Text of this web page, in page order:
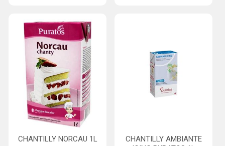
CHANTILLY NORCAU 1L
CHANTILLY AMBIANTE